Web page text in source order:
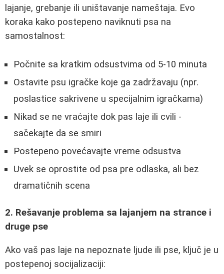
lajanje, grebanje ili uništavanje nameštaja. Evo
koraka kako postepeno naviknuti psa na
samostalnost:
Počnite sa kratkim odsustvima od 5-10 minuta
Ostavite psu igračke koje ga zadržavaju (npr.
poslastice sakrivene u specijalnim igračkama)
Nikad se ne vraćajte dok pas laje ili cvili -
sačekajte da se smiri
Postepeno povećavajte vreme odsustva
Uvek se oprostite od psa pre odlaska, ali bez
dramatičnih scena
2. Rešavanje problema sa lajanjem na strance i
druge pse
Ako vaš pas laje na nepoznate ljude ili pse, ključ je u
postepenoj socijalizaciji: